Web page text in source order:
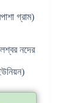
গ্রাম)
নদের